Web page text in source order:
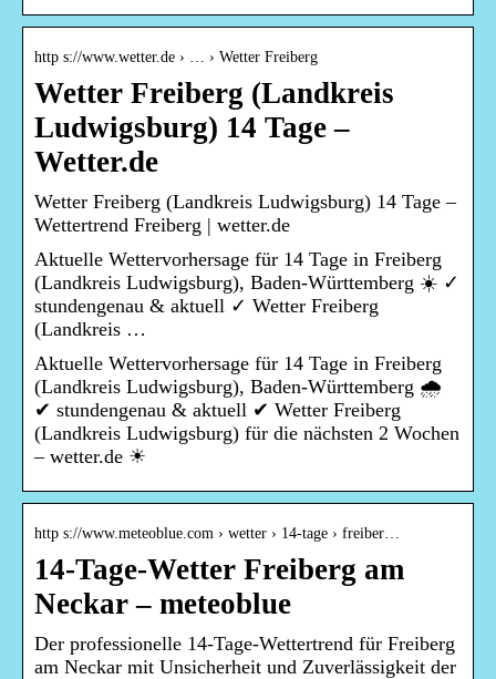
http s://www.wetter.de › … › Wetter Freiberg
Wetter Freiberg (Landkreis
Ludwigsburg) 14 Tage –
Wetter.de
Wetter Freiberg (Landkreis Ludwigsburg) 14 Tage –
Wettertrend Freiberg | wetter.de
Aktuelle Wettervorhersage für 14 Tage in Freiberg
(Landkreis Ludwigsburg), Baden-Württemberg ☀️ ✓
stundengenau & aktuell ✓ Wetter Freiberg
(Landkreis …
Aktuelle Wettervorhersage für 14 Tage in Freiberg
(Landkreis Ludwigsburg), Baden-Württemberg 🌧️
✔ stundengenau & aktuell ✔ Wetter Freiberg
(Landkreis Ludwigsburg) für die nächsten 2 Wochen
– wetter.de ☀
http s://www.meteoblue.com › wetter › 14-tage › freiber…
14-Tage-Wetter Freiberg am
Neckar – meteoblue
Der professionelle 14-Tage-Wettertrend für Freiberg
am Neckar mit Unsicherheit und Zuverlässigkeit der